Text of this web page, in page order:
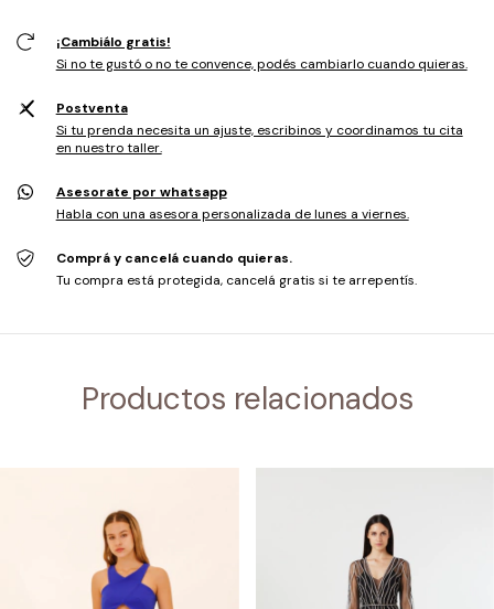
¡Cambiálo gratis!
Si no te gustó o no te convence, podés cambiarlo cuando quieras.
Postventa
Si tu prenda necesita un ajuste, escribinos y coordinamos tu cita
en nuestro taller.
Asesorate por whatsapp
Habla con una asesora personalizada de lunes a viernes.
Comprá y cancelá cuando quieras.
Tu compra está protegida, cancelá gratis si te arrepentís.
Productos relacionados